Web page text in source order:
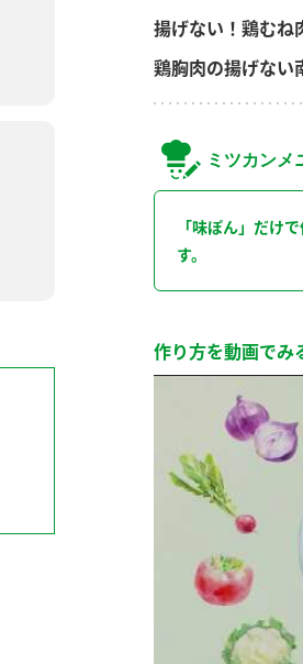
揚げない！鶏むね
鶏胸肉の揚げない
ミツカンメ
「味ぽん」だけ
す。
作り方を動画でみ